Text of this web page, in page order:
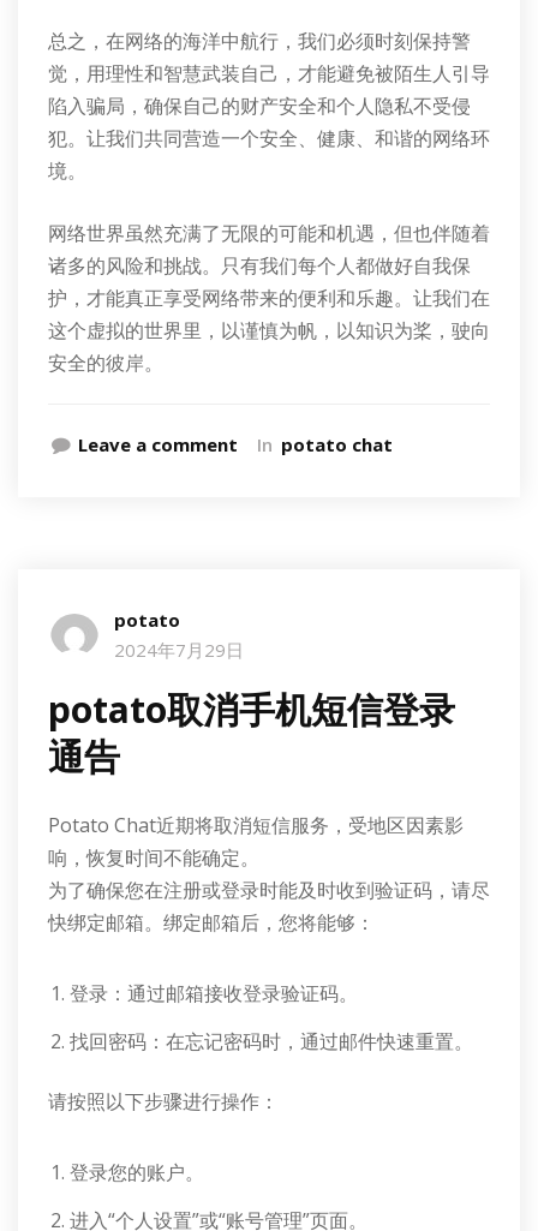
总之，在网络的海洋中航行，我们必须时刻保持警
觉，用理性和智慧武装自己，才能避免被陌生人引导
陷入骗局，确保自己的财产安全和个人隐私不受侵
犯。让我们共同营造一个安全、健康、和谐的网络环
境。
网络世界虽然充满了无限的可能和机遇，但也伴随着
诸多的风险和挑战。只有我们每个人都做好自我保
护，才能真正享受网络带来的便利和乐趣。让我们在
这个虚拟的世界里，以谨慎为帆，以知识为桨，驶向
安全的彼岸。
Leave a comment In potato chat
potato
2024年7月29日
potato取消手机短信登录
通告
Potato Chat近期将取消短信服务，受地区因素影
响，恢复时间不能确定。
为了确保您在注册或登录时能及时收到验证码，请尽
快绑定邮箱。绑定邮箱后，您将能够：
登录：通过邮箱接收登录验证码。
找回密码：在忘记密码时，通过邮件快速重置。
请按照以下步骤进行操作：
登录您的账户。
进入“个人设置”或“账号管理”页面。